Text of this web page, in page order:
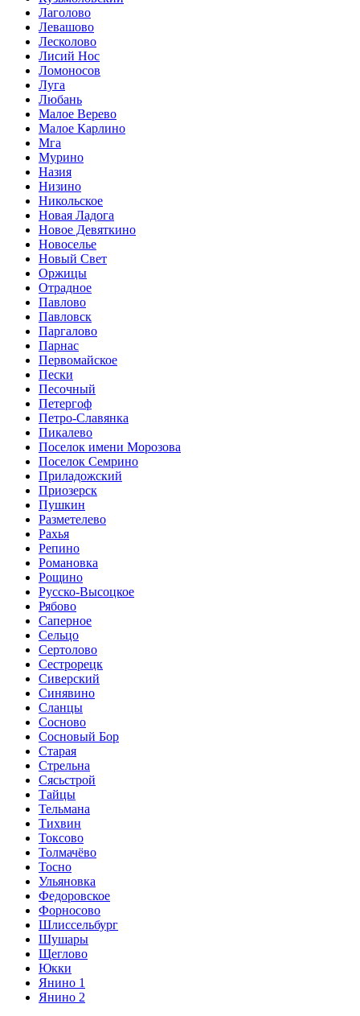
Лаголово
Левашово
Лесколово
Лисий Нос
Ломоносов
Луга
Любань
Малое Верево
Малое Карлино
Мга
Мурино
Назия
Низино
Никольское
Новая Ладога
Новое Девяткино
Новоселье
Новый Свет
Оржицы
Отрадное
Павлово
Павловск
Паргалово
Парнас
Первомайское
Пески
Песочный
Петергоф
Петро-Славянка
Пикалево
Поселок имени Морозова
Поселок Семрино
Приладожский
Приозерск
Пушкин
Разметелево
Рахья
Репино
Романовка
Рощино
Русско-Высоцкое
Рябово
Саперное
Сельцо
Сертолово
Сестрорецк
Сиверский
Синявино
Сланцы
Сосново
Сосновый Бор
Старая
Стрельна
Сясьстрой
Тайцы
Тельмана
Тихвин
Токсово
Толмачёво
Тосно
Ульяновка
Федоровское
Форносово
Шлиссельбург
Шушары
Щеглово
Юкки
Янино 1
Янино 2